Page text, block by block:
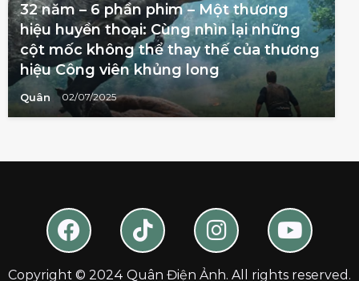
32 năm – 6 phần phim – Một thương
hiệu huyền thoại: Cùng nhìn lại những
cột mốc không thể thay thế của thương
hiệu Công viên khủng long
Quân 02/07/2025
Copyright © 2024 Quân Điện Ảnh. All rights reserved.